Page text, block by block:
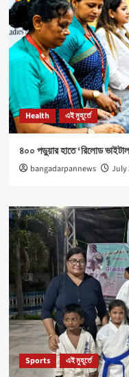
Health এই মুহূর্তে
৪০০ পড়ুয়ার হাতে ‘রিলোড
bangadarpannews July
Sports এই মুহূর্তে